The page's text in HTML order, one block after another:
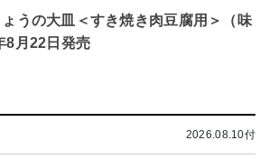
うの大皿＜すき焼き肉豆腐用＞（味
8月22日発売
2026.08.10付